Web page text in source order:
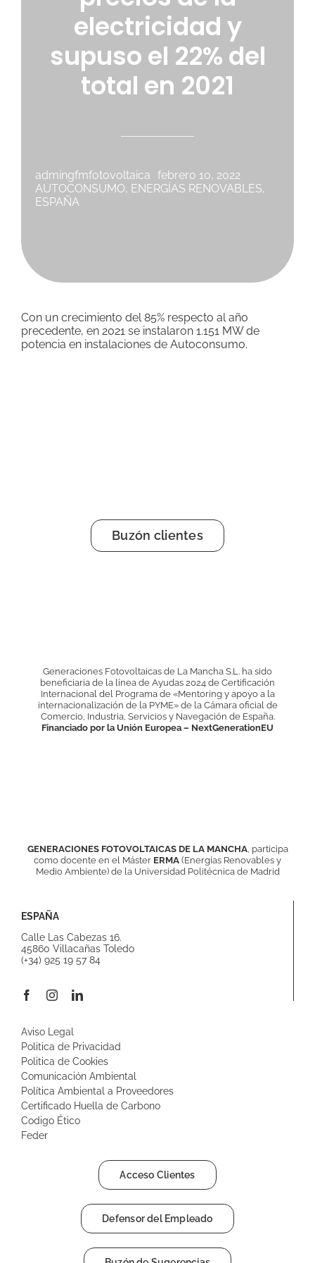
Cooperación
Sostenibilidad
electricidad y
supuso el 22% del
total en 2021
admingfmfotovoltaica febrero 10, 2022
AUTOCONSUMO, ENERGÍAS RENOVABLES,
ESPAÑA
Con un crecimiento del 85% respecto al año
precedente, en 2021 se instalaron 1.151 MW de
potencia en instalaciones de Autoconsumo.
Buzón clientes
Generaciones Fotovoltaicas de La Mancha S.L. ha sido
beneficiaria de la línea de Ayudas 2024 de Certificación
Internacional del Programa de «Mentoring y apoyo a la
internacionalización de la PYME» de la Cámara oficial de
Comercio, Industria, Servicios y Navegación de España.
Financiado por la Unión Europea – NextGenerationEU
GENERACIONES FOTOVOLTAICAS DE LA MANCHA, participa
como docente en el Máster ERMA (Energías Renovables y
Medio Ambiente) de la Universidad Politécnica de Madrid
ESPAÑA
Calle Las Cabezas 16.
45860 Villacañas Toledo
(+34) 925 19 57 84
Aviso Legal
Politica de Privacidad
Politica de Cookies
Comunicación Ambiental
Política Ambiental a Proveedores
Certificado Huella de Carbono
Codigo Ético
Feder
Acceso Clientes
Defensor del Empleado